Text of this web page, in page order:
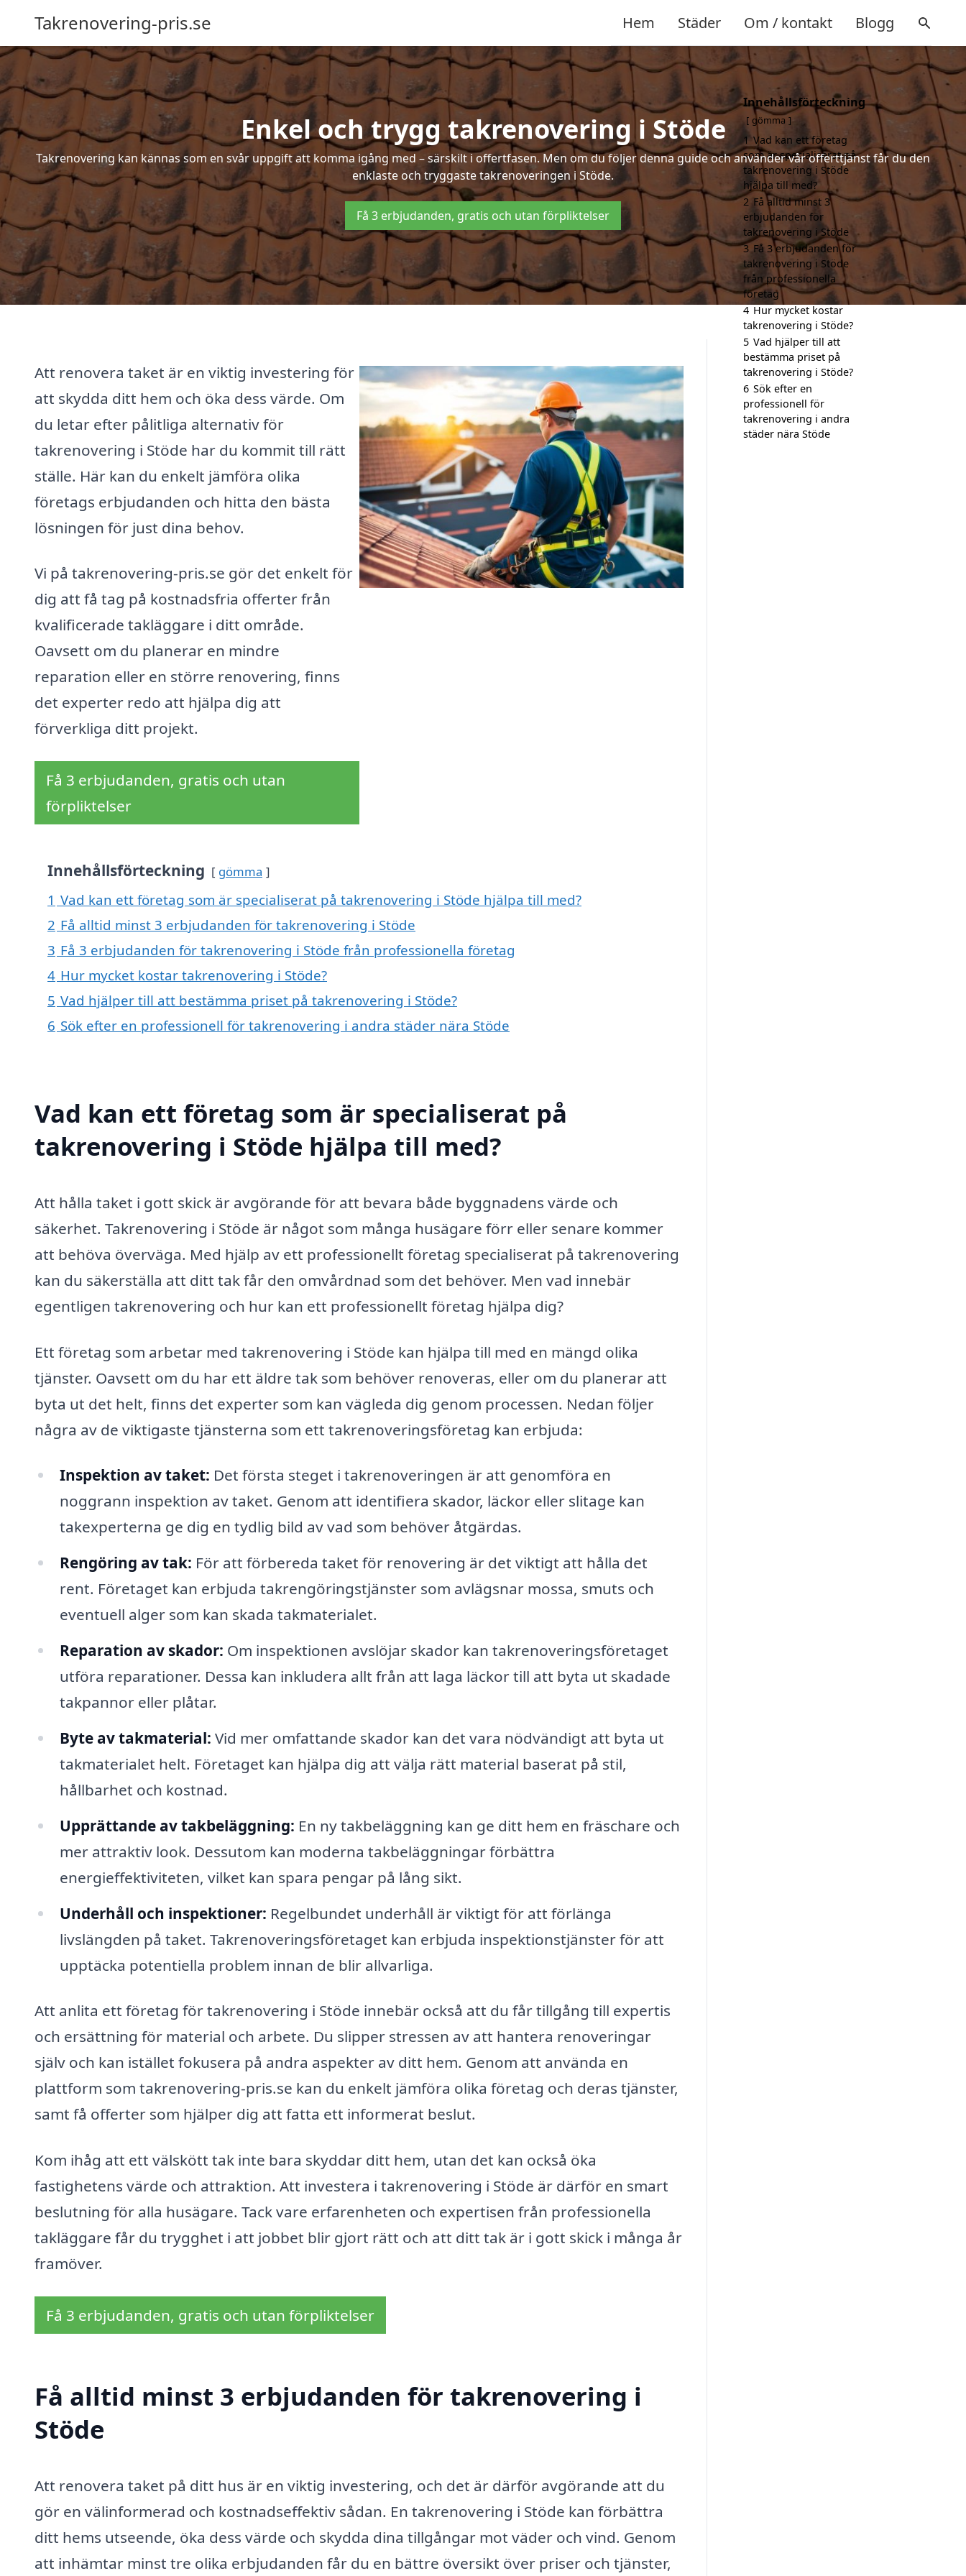
Takrenovering-pris.se Hem Städer Om / kontakt Blogg
Enkel och trygg takrenovering i Stöde
Takrenovering kan kännas som en svår uppgift att komma igång med – särskilt i offertfasen. Men om du följer denna guide och använder vår offerttjänst får du den
enklaste och tryggaste takrenoveringen i Stöde.
Få 3 erbjudanden, gratis och utan förpliktelser
Att renovera taket är en viktig investering för
att skydda ditt hem och öka dess värde. Om
du letar efter pålitliga alternativ för
takrenovering i Stöde har du kommit till rätt
ställe. Här kan du enkelt jämföra olika
företags erbjudanden och hitta den bästa
lösningen för just dina behov.
Vi på takrenovering-pris.se gör det enkelt för
dig att få tag på kostnadsfria offerter från
kvalificerade takläggare i ditt område.
Oavsett om du planerar en mindre
reparation eller en större renovering, finns
det experter redo att hjälpa dig att
förverkliga ditt projekt.
Få 3 erbjudanden, gratis och utan
förpliktelser
Innehållsförteckning gömma
1 Vad kan ett företag som är specialiserat på takrenovering i Stöde hjälpa till med?
2 Få alltid minst 3 erbjudanden för takrenovering i Stöde
3 Få 3 erbjudanden för takrenovering i Stöde från professionella företag
4 Hur mycket kostar takrenovering i Stöde?
5 Vad hjälper till att bestämma priset på takrenovering i Stöde?
6 Sök efter en professionell för takrenovering i andra städer nära Stöde
Vad kan ett företag som är specialiserat på
takrenovering i Stöde hjälpa till med?
Att hålla taket i gott skick är avgörande för att bevara både byggnadens värde och
säkerhet. Takrenovering i Stöde är något som många husägare förr eller senare kommer
att behöva överväga. Med hjälp av ett professionellt företag specialiserat på takrenovering
kan du säkerställa att ditt tak får den omvårdnad som det behöver. Men vad innebär
egentligen takrenovering och hur kan ett professionellt företag hjälpa dig?
Ett företag som arbetar med takrenovering i Stöde kan hjälpa till med en mängd olika
tjänster. Oavsett om du har ett äldre tak som behöver renoveras, eller om du planerar att
byta ut det helt, finns det experter som kan vägleda dig genom processen. Nedan följer
några av de viktigaste tjänsterna som ett takrenoveringsföretag kan erbjuda:
Inspektion av taket: Det första steget i takrenoveringen är att genomföra en
noggrann inspektion av taket. Genom att identifiera skador, läckor eller slitage kan
takexperterna ge dig en tydlig bild av vad som behöver åtgärdas.
Rengöring av tak: För att förbereda taket för renovering är det viktigt att hålla det
rent. Företaget kan erbjuda takrengöringstjänster som avlägsnar mossa, smuts och
eventuell alger som kan skada takmaterialet.
Reparation av skador: Om inspektionen avslöjar skador kan takrenoveringsföretaget
utföra reparationer. Dessa kan inkludera allt från att laga läckor till att byta ut skadade
takpannor eller plåtar.
Byte av takmaterial: Vid mer omfattande skador kan det vara nödvändigt att byta ut
takmaterialet helt. Företaget kan hjälpa dig att välja rätt material baserat på stil,
hållbarhet och kostnad.
Upprättande av takbeläggning: En ny takbeläggning kan ge ditt hem en fräschare och
mer attraktiv look. Dessutom kan moderna takbeläggningar förbättra
energieffektiviteten, vilket kan spara pengar på lång sikt.
Underhåll och inspektioner: Regelbundet underhåll är viktigt för att förlänga
livslängden på taket. Takrenoveringsföretaget kan erbjuda inspektionstjänster för att
upptäcka potentiella problem innan de blir allvarliga.
Att anlita ett företag för takrenovering i Stöde innebär också att du får tillgång till expertis
och ersättning för material och arbete. Du slipper stressen av att hantera renoveringar
själv och kan istället fokusera på andra aspekter av ditt hem. Genom att använda en
plattform som takrenovering-pris.se kan du enkelt jämföra olika företag och deras tjänster,
samt få offerter som hjälper dig att fatta ett informerat beslut.
Kom ihåg att ett välskött tak inte bara skyddar ditt hem, utan det kan också öka
fastighetens värde och attraktion. Att investera i takrenovering i Stöde är därför en smart
beslutning för alla husägare. Tack vare erfarenheten och expertisen från professionella
takläggare får du trygghet i att jobbet blir gjort rätt och att ditt tak är i gott skick i många år
framöver.
Få 3 erbjudanden, gratis och utan förpliktelser
Få alltid minst 3 erbjudanden för takrenovering i
Stöde
Att renovera taket på ditt hus är en viktig investering, och det är därför avgörande att du
gör en välinformerad och kostnadseffektiv sådan. En takrenovering i Stöde kan förbättra
ditt hems utseende, öka dess värde och skydda dina tillgångar mot väder och vind. Genom
att inhämtar minst tre olika erbjudanden får du en bättre översikt över priser och tjänster,
Innehållsförteckning
gömma
1 Vad kan ett företag
som är specialiserat på
takrenovering i Stöde
hjälpa till med?
2 Få alltid minst 3
erbjudanden för
takrenovering i Stöde
3 Få 3 erbjudanden för
takrenovering i Stöde
från professionella
företag
4 Hur mycket kostar
takrenovering i Stöde?
5 Vad hjälper till att
bestämma priset på
takrenovering i Stöde?
6 Sök efter en
professionell för
takrenovering i andra
städer nära Stöde